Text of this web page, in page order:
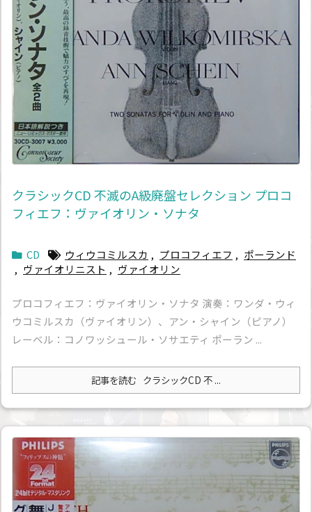
クラシックCD 不滅のA級廃盤セレクション プロコ
フィエフ：ヴァイオリン・ソナタ
CD ウィウコミルスカ , プロコフィエフ , ポーランド
, ヴァイオリニスト , ヴァイオリン
プロコフィエフ：ヴァイオリン・ソナタ 演奏：ワンダ・ウィ
ウコミルスカ（ヴァイオリン）、アン・シャイン（ピアノ）
レーベル：コノワッシュール・ソサエティ ポーラン ...
記事を読む クラシックCD 不 ...